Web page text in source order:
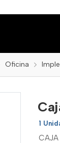
Oficina
1
CAJA